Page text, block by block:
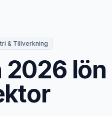
& Tillverkning
2026 lön